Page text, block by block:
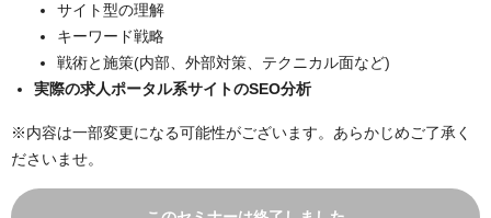
サイト型の理解
キーワード戦略
戦術と施策(内部、外部対策、テクニカル面など)
実際の求人ポータル系サイトのSEO分析
※内容は一部変更になる可能性がございます。あらかじめご了承く
ださいませ。